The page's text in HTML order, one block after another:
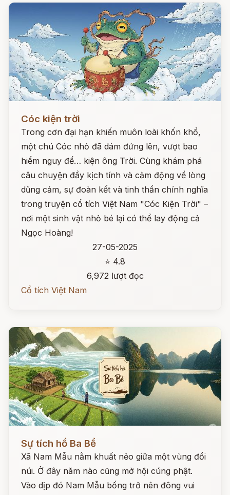
Cóc kiện trời
Trong cơn đại hạn khiến muôn loài khốn khổ,
một chú Cóc nhỏ đã dám đứng lên, vượt bao
hiểm nguy để… kiện ông Trời. Cùng khám phá
câu chuyện đầy kịch tính và cảm động về lòng
dũng cảm, sự đoàn kết và tinh thần chính nghĩa
trong truyện cổ tích Việt Nam "Cóc Kiện Trời" –
nơi một sinh vật nhỏ bé lại có thể lay động cả
Ngọc Hoàng!
27-05-2025
⭐ 4.8
6,972 lượt đọc
Cổ tích Việt Nam
Sự tích hồ Ba Bể
Xã Nam Mẫu nằm khuất nẻo giữa một vùng đồi
núi. Ở đây năm nào cũng mở hội cúng phật.
Vào dịp đó Nam Mẫu bống trở nên đông vui